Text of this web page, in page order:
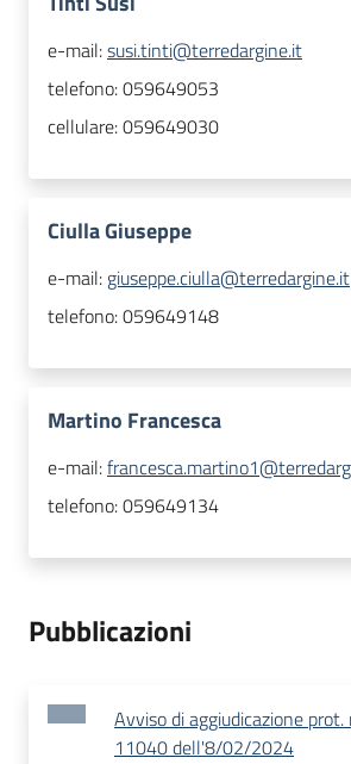
e-mail:susi.tinti@terredargine.it
telefono:059649053
cellulare:059649030
Ciulla Giuseppe
e-mail: giuseppe.ciulla@terredargine.it
telefono:059649148
Martino Francesca
e-mail:
telefono:059649134
Pubblicazioni
Avviso di aggiudicazione prot.
11040 dell'8/02/2024